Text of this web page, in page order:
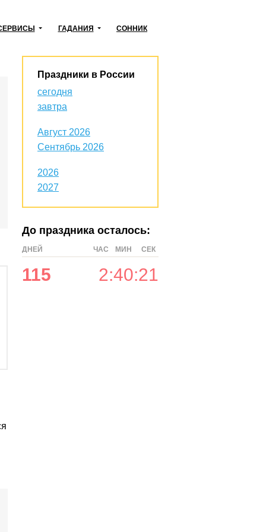
ГАДАНИЯ СОННИК
Праздники в России
сегодня
завтра
Август 2026
Сентябрь 2026
2026
2027
До праздника осталось:
ДНЕЙ ЧАС МИН СЕК
115 2:40:21